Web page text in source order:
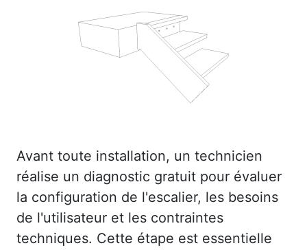
Avant toute installation, un technicien
réalise un diagnostic gratuit pour évaluer
la configuration de l'escalier, les besoins
de l'utilisateur et les contraintes
techniques. Cette étape est essentielle